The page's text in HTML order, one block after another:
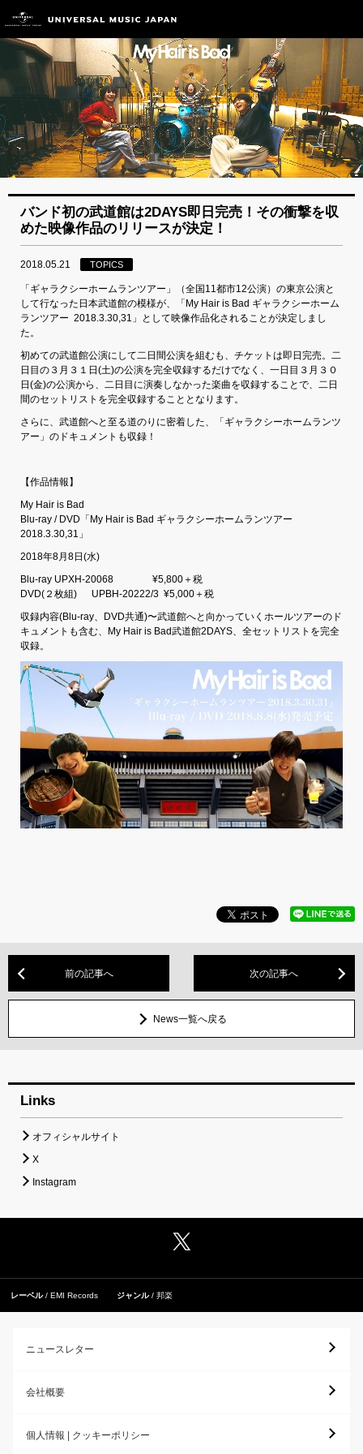
バンド初の武道館は2DAYS即日完売！その衝撃を収
めた映像作品のリリースが決定！
2018.05.21 TOPICS
「ギャラクシーホームランツアー」（全国11都市12公演）の東京公演と
して行なった日本武道館の模様が、「My Hair is Bad ギャラクシーホーム
ランツアー 2018.3.30,31」として映像作品化されることが決定しまし
た。
初めての武道館公演にして二日間公演を組むも、チケットは即日完売。二
日目の３月３１日(土)の公演を完全収録するだけでなく、一日目３月３０
日(金)の公演から、二日目に演奏しなかった楽曲を収録することで、二日
間のセットリストを完全収録することとなります。
さらに、武道館へと至る道のりに密着した、「ギャラクシーホームランツ
アー」のドキュメントも収録！
【作品情報】
My Hair is Bad
Blu-ray / DVD「My Hair is Bad ギャラクシーホームランツアー
2018.3.30,31」
2018年8月8日(水)
Blu-ray UPXH-20068 ¥5,800＋税
DVD(２枚組) UPBH-20222/3 ¥5,000＋税
収録内容(Blu-ray、DVD共通)〜武道館へと向かっていくホールツアーのド
キュメントも含む、My Hair is Bad武道館2DAYS、全セットリストを完全
収録。
前の記事へ 次の記事へ
News一覧へ戻る
Links
オフィシャルサイト
X
Instagram
レーベル EMI Records ジャンル 邦楽
ニュースレター
会社概要
個人情報 | クッキーポリシー